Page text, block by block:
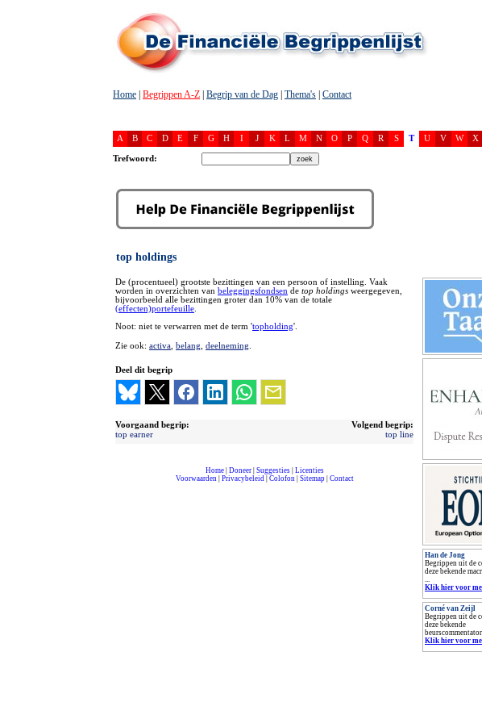
Home Begrippen A-Z Begrip van de Dag Thema's Contact
A B C D E F G H I J K L M N O P Q R S T U V W X
Trefwoord:
top holdings
De (procentueel) grootste bezittingen van een persoon of instelling. Vaak
worden in overzichten van beleggingsfondsen de top holdings weergegeven,
bijvoorbeeld alle bezittingen groter dan 10% van de totale
(effecten)portefeuille
Noot: niet te verwarren met de term 'topholding'.
Zie ook: activa belang deelneming
Deel dit begrip
Voorgaand begrip:
top earner
Volgend begrip:
top line
Home| Doneer| Suggesties| Licenties
Voorwaarden| Privacybeleid| Colofon| Sitemap| Contact
Han de Jong
Begrippen uit de
deze bekende
...
Klik hier voor
Corné van Zeijl
Begrippen uit de
deze bekende
beurscommentator
Klik hier voor